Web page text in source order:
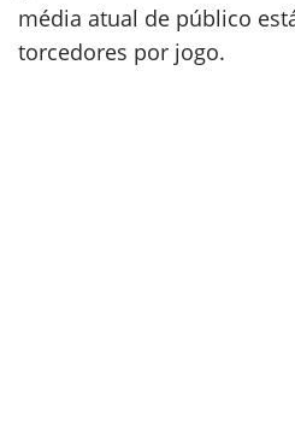
média atual de público
torcedores por jogo.